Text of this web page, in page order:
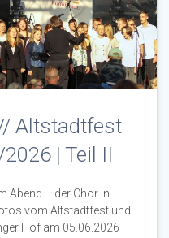
Altstadtfest
| Teil II
Abend – der Chor in
vom Altstadtfest und
Hof am 05.06.2026